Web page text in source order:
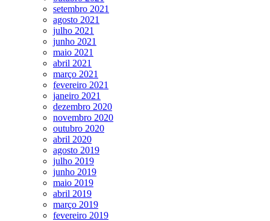
setembro 2021
agosto 2021
julho 2021
junho 2021
maio 2021
abril 2021
março 2021
fevereiro 2021
janeiro 2021
dezembro 2020
novembro 2020
outubro 2020
abril 2020
agosto 2019
julho 2019
junho 2019
maio 2019
abril 2019
março 2019
fevereiro 2019